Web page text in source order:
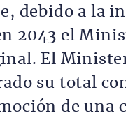
debido a la
2043 el
El
su total
de una